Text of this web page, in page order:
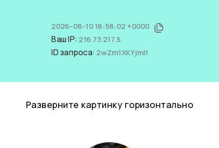
2026-08-10 18:58:02 +0000
Ваш IP:216.73.217.5
ID запроса:2wZm1XKYjmI1
Разверните картинку горизонтально